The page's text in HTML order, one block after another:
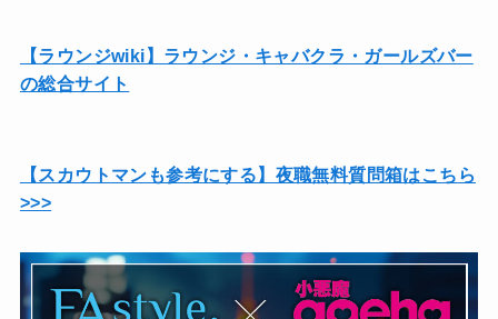
【ラウンジwiki】ラウンジ・キャバクラ・ガールズバー
の総合サイト
【スカウトマンも参考にする】夜職無料質問箱はこちら
>>>